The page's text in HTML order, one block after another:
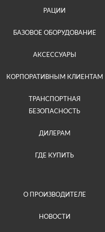
РАЦИИ
БАЗОВОЕ ОБОРУДОВАНИЕ
АКСЕССУАРЫ
КОРПОРАТИВНЫМ КЛИЕНТАМ
ТРАНСПОРТНАЯ
БЕЗОПАСНОСТЬ
ДИЛЕРАМ
ГДЕ КУПИТЬ
О ПРОИЗВОДИТЕЛЕ
НОВОСТИ